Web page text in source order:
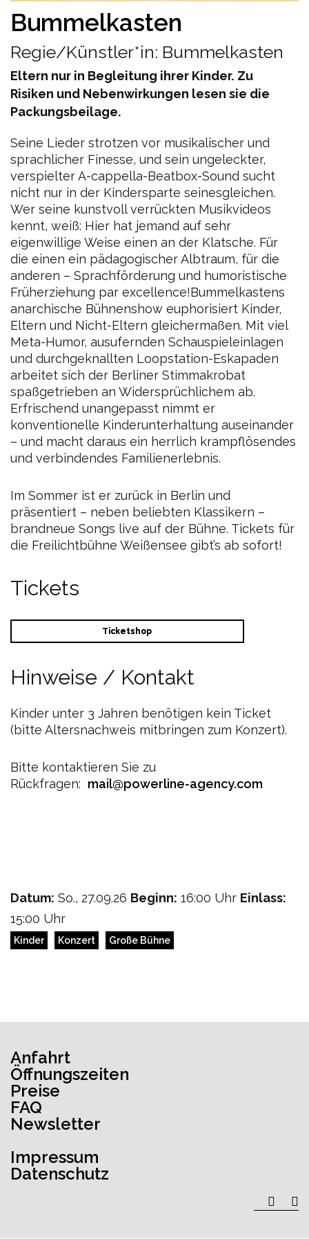
Bummelkasten
Regie/Künstler*in: Bummelkasten
Eltern nur in Begleitung ihrer Kinder. Zu
Risiken und Nebenwirkungen lesen sie die
Packungsbeilage.
Seine Lieder strotzen vor musikalischer und
sprachlicher Finesse, und sein ungeleckter,
verspielter A-cappella-Beatbox-Sound sucht
nicht nur in der Kindersparte seinesgleichen.
Wer seine kunstvoll verrückten Musikvideos
kennt, weiß: Hier hat jemand auf sehr
eigenwillige Weise einen an der Klatsche. Für
die einen ein pädagogischer Albtraum, für die
anderen – Sprachförderung und humoristische
Früherziehung par excellence!Bummelkastens
anarchische Bühnenshow euphorisiert Kinder,
Eltern und Nicht-Eltern gleichermaßen. Mit viel
Meta-Humor, ausufernden Schauspieleinlagen
und durchgeknallten Loopstation-Eskapaden
arbeitet sich der Berliner Stimmakrobat
spaßgetrieben an Widersprüchlichem ab.
Erfrischend unangepasst nimmt er
konventionelle Kinderunterhaltung auseinander
– und macht daraus ein herrlich krampflösendes
und verbindendes Familienerlebnis.
Im Sommer ist er zurück in Berlin und
präsentiert – neben beliebten Klassikern –
brandneue Songs live auf der Bühne. Tickets für
die Freilichtbühne Weißensee gibt’s ab sofort!
Tickets
Ticketshop
Hinweise / Kontakt
Kinder unter 3 Jahren benötigen kein Ticket
(bitte Altersnachweis mitbringen zum Konzert).
Bitte kontaktieren Sie zu
Rückfragen: mail@powerline-agency.com
Datum: So., 27.09.26 Beginn: 16:00 Uhr Einlass:
15:00 Uhr
Kinder Konzert Große Bühne
Anfahrt
Öffnungszeiten
Preise
FAQ
Newsletter
Impressum
Datenschutz